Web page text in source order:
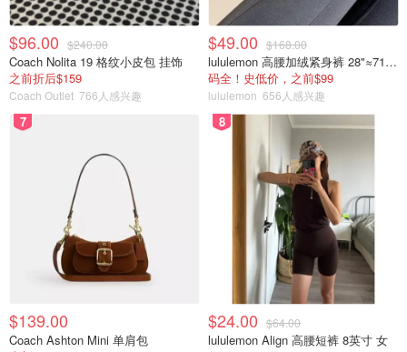
图片来自于@iMoney ，版权属于原作者
Bond——债券
Breakout——突破
证券在历史阻力位上的价格变动。突破通常发生在交易量大
且波动性增加之前。
Business Inventories——商业库存，企业库
存
$96.00 $240.00
Coach Nolita 19 格纹小皮包 挂饰
之前折后$159
Coach Outlet 766人感兴趣
$49.00 $168.00
lululemon 高腰加绒紧身裤 28"≈71cm 5个口袋
码全！史低价，之前$99
lululemon 656人感兴趣
7
$139.00
Coach Ashton Mini 单肩包
8
$24.00 $64.00
lululemon Align 高腰短裤 8英寸 女